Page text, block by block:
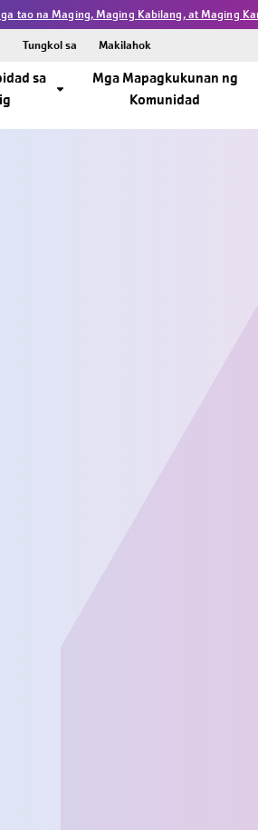
tao na Maging, Maging Kabilang, at Maging
sa
Mga Mapagkukunan ng
Komunidad
Tungkol sa Makilahok